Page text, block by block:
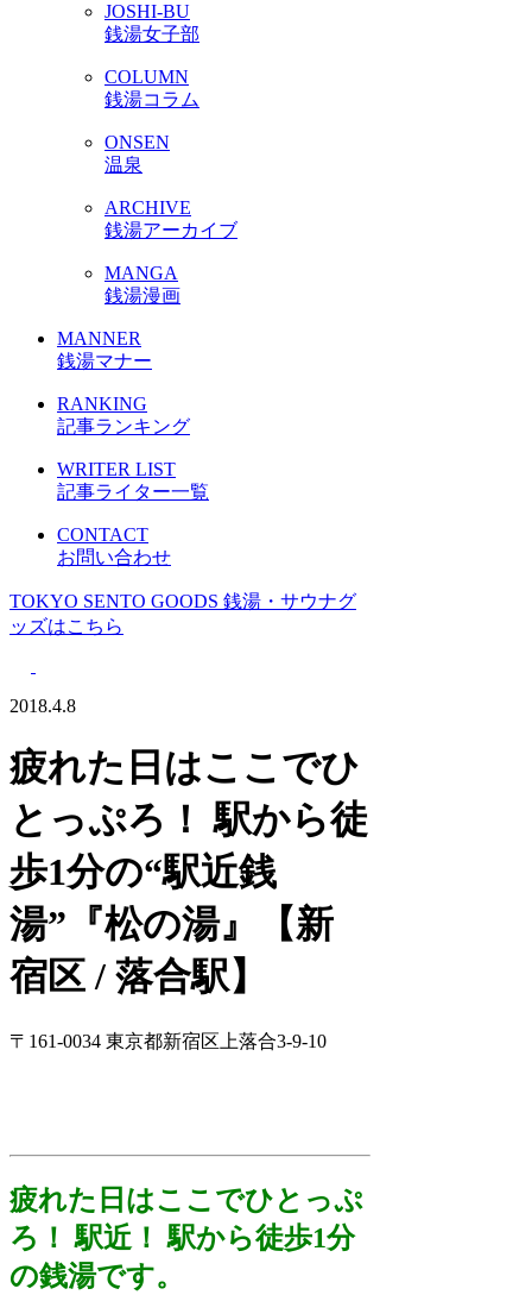
JOSHI-BU
銭湯女子部
COLUMN
銭湯コラム
ONSEN
温泉
ARCHIVE
銭湯アーカイブ
MANGA
銭湯漫画
MANNER
銭湯マナー
RANKING
記事ランキング
WRITER LIST
記事ライター一覧
CONTACT
お問い合わせ
TOKYO SENTO GOODS 銭湯・サウナグ
ッズはこちら
2018.4.8
疲れた日はここでひ
とっぷろ！ 駅から徒
歩1分の“駅近銭
湯”『松の湯』【新
宿区 / 落合駅】
〒161-0034 東京都新宿区上落合3-9-10
疲れた日はここでひとっぷ
ろ！ 駅近！ 駅から徒歩1分
の銭湯です。